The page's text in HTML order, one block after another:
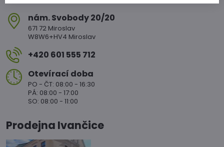
nám​. Svobody 20/20
671 72 Miroslav
W8W6+HV4 Miroslav
+420 601 555 712
Otevírací doba
PO - ČT: 08:00 - 16:30
PÁ: 08:00 - 17:00
SO: 08:00 - 11:00
Prodejna Ivančice